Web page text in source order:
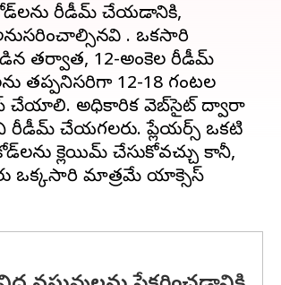
రీడీమ్ చేయడానికి,
. ఒకసారి
తర్వాత, 12-అంకెల రీడీమ్
తప్పనిసరిగా 12-18 గంటల
చేయాలి. అధికారిక వెబ్‌సైట్ ద్వారా
చేయగలరు. ప్లేయర్స్ ఒకటి
క్లెయిమ్ చేసుకోవచ్చు కానీ,
ఒక్కసారి మాత్రమే యాక్సెస్